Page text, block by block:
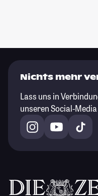
Nichts mehr
Lass uns in
unseren Social-